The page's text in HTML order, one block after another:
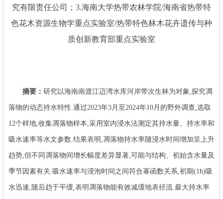
究有限责任公司；3.海南大学热带农林学院/海南省热带特
色花木资源生物学重点实验室/热带特色林木花卉遗传与种
质创新教育部重点实验室
摘要： 研究以海南南渡江迈湾水库河岸带次生林为对象,探究凋
落物的动态持水特性.通过2023年3月至2024年10月的野外调查,选取
12个样地,收集凋落物样本,采用室内浸水法测定其持水量、持水率和
吸水速率等水文参数.结果表明 ,凋落物持水率随浸水时间增加呈上升
趋势,但不同凋落物间增长幅度差异显著,可能与结构、初始含水量及
季节因素有关.吸水速率与浸泡时间之间符合幂函数关系,初期(1h)吸
水迅速, 随后趋于平缓,表明凋落物能有效减缓地表径流.最大持水率